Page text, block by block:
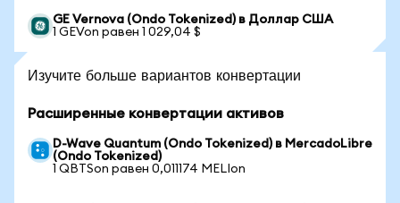
GE Vernova (Ondo Tokenized) в Доллар США
1 GEVon равен 1 029,04 $
Изучите больше вариантов конвертации
Расширенные конвертации активов
D-Wave Quantum (Ondo Tokenized) в MercadoLibre
(Ondo Tokenized)
1 QBTSon равен 0,011174 MELIon